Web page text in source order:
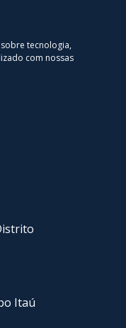
tecnologia,
com nossas
Itaú